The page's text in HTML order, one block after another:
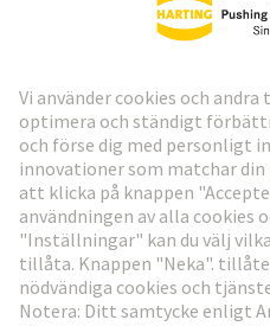
HARTING:s nyhetsbrev
Gå till registrering
Social Media